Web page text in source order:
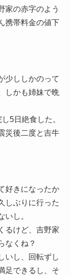
家の赤字のよう
携帯料金の値下
少ししかのって
しかも姉妹で晩
5日絶食した。
災後二度と吉牛
好きになったか
しぶりに行った
いし。
るけど、吉野家
なくね？
いし、回転ずし
足できるし、そ